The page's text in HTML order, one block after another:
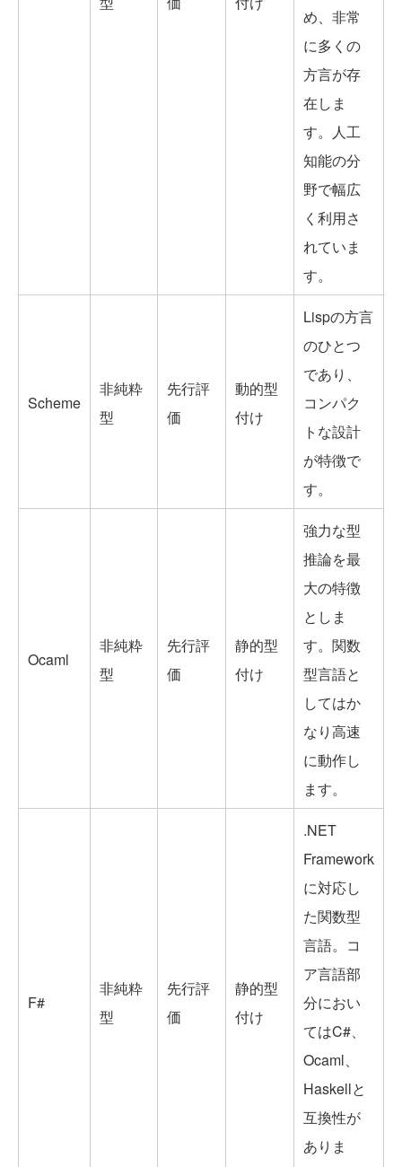
め、非常
に多くの
方言が存
在しま
す。人工
知能の分
野で幅広
く利用さ
れていま
す。
Scheme
非純粋
型
先行評
価
動的型
付け
Lispの方言
のひとつ
であり、
コンパク
トな設計
が特徴で
す。
Ocaml
非純粋
型
先行評
価
静的型
付け
強力な型
推論を最
大の特徴
としま
す。関数
型言語と
してはか
なり高速
に動作し
ます。
F#
非純粋
型
先行評
価
静的型
付け
.NET
Framework
に対応し
た関数型
言語。コ
ア言語部
分におい
てはC#、
Ocaml、
Haskellと
互換性が
ありま